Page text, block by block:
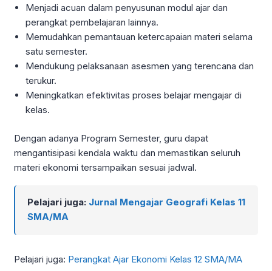
Menjadi acuan dalam penyusunan modul ajar dan
perangkat pembelajaran lainnya.
Memudahkan pemantauan ketercapaian materi selama
satu semester.
Mendukung pelaksanaan asesmen yang terencana dan
terukur.
Meningkatkan efektivitas proses belajar mengajar di
kelas.
Dengan adanya Program Semester, guru dapat
mengantisipasi kendala waktu dan memastikan seluruh
materi ekonomi tersampaikan sesuai jadwal.
Pelajari juga: Jurnal Mengajar Geografi Kelas 11
SMA/MA
Pelajari juga: Perangkat Ajar Ekonomi Kelas 12 SMA/MA